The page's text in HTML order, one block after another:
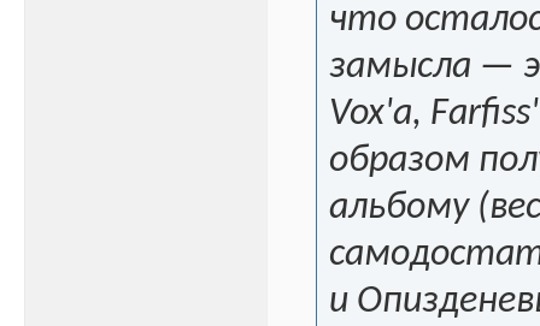
что
замысла —
Vox'a,
образом
альбому
и